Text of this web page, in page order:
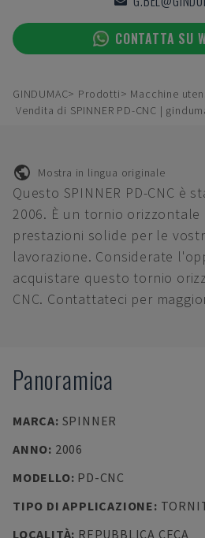
CONTATTA SU
GINDUMAC Prodotti
Macchine
Vendita di SPINNER PD-CNC |
Mostra in lingua originale
Questo SPINNER PD-CNC è
2006. È un tornio
prestazioni solide per le
lavorazione. Considerate
acquistare questo tornio
CNC. Contattateci per
Panoramica
MARCA: SPINNER
ANNO: 2006
MODELLO: PD-CNC
TIPO DI APPLICAZIONE:
LOCALITÀ: REPUBBLICA CECA